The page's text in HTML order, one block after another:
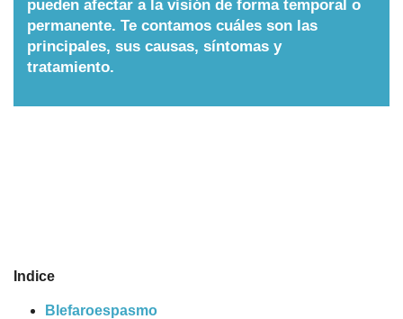
Nombres
pueden afectar a la visión de forma temporal o
permanente. Te contamos cuáles son las
principales, sus causas, síntomas y
tratamiento.
Indice
Blefaroespasmo